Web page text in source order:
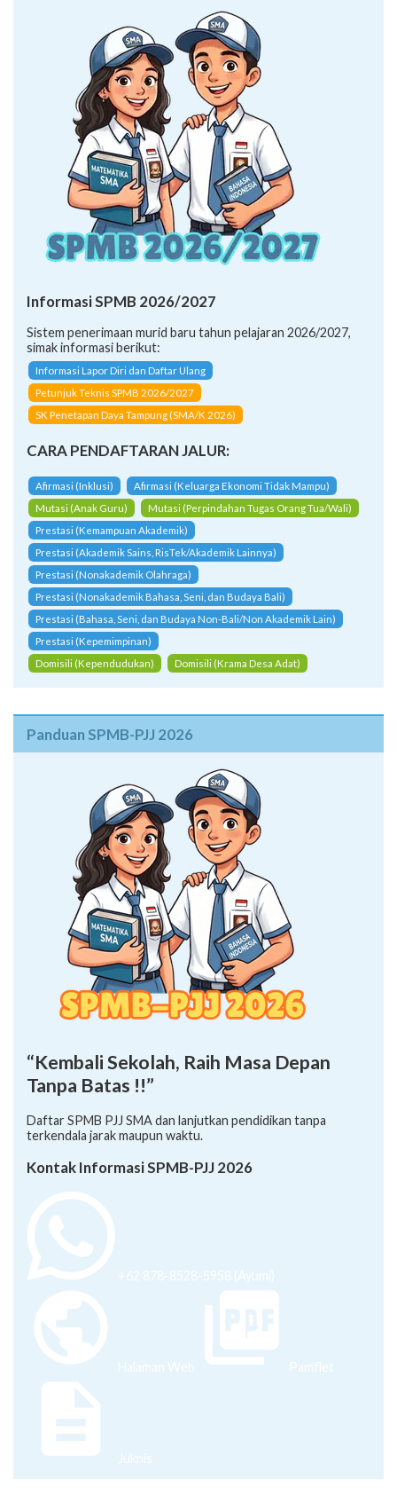
Informasi SPMB 2026/2027
Sistem penerimaan murid baru tahun pelajaran 2026/2027,
simak informasi berikut:
Informasi Lapor Diri dan Daftar Ulang
Petunjuk Teknis SPMB 2026/2027
SK Penetapan Daya Tampung (SMA/K 2026)
CARA PENDAFTARAN JALUR:
Afirmasi (Inklusi)
Afirmasi (Keluarga Ekonomi Tidak Mampu)
Mutasi (Anak Guru)
Mutasi (Perpindahan Tugas Orang Tua/Wali)
Prestasi (Kemampuan Akademik)
Prestasi (Akademik Sains, RisTek/Akademik Lainnya)
Prestasi (Nonakademik Olahraga)
Prestasi (Nonakademik Bahasa, Seni, dan Budaya Bali)
Prestasi (Bahasa, Seni, dan Budaya Non-Bali/Non Akademik Lain)
Prestasi (Kepemimpinan)
Domisili (Kependudukan)
Domisili (Krama Desa Adat)
Panduan SPMB-PJJ 2026
“Kembali Sekolah, Raih Masa Depan
Tanpa Batas !!”
Daftar SPMB PJJ SMA dan lanjutkan pendidikan tanpa
terkendala jarak maupun waktu.
Kontak Informasi SPMB-PJJ 2026
+62 878-8528-5958 (Ayumi)
Halaman Web Pamflet
Juknis